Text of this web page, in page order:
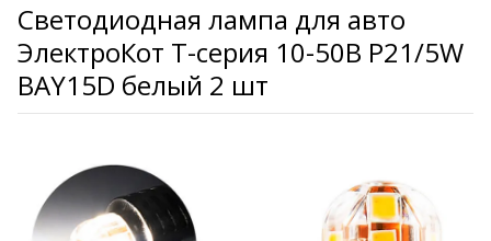
Светодиодная лампа для авто
ЭлектроКот Т-серия 10-50В P21/5W
BAY15D белый 2 шт